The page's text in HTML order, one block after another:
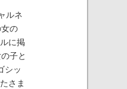
ルネ
の
に掲
子と
シッ
さま